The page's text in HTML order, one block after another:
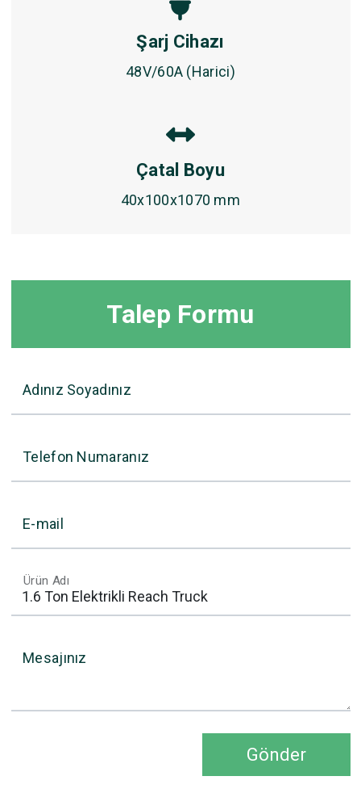
Şarj Cihazı
48V/60A (Harici)
Çatal Boyu
40x100x1070 mm
Talep Formu
Adınız Soyadınız
Telefon Numaranız
E-mail
Ürün Adı
Mesajınız
Gönder